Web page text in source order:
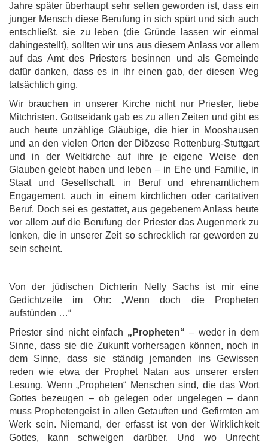
Jahre später überhaupt sehr selten geworden ist, dass ein
junger Mensch diese Berufung in sich spürt und sich auch
entschließt, sie zu leben (die Gründe lassen wir einmal
dahingestellt), sollten wir uns aus diesem Anlass vor allem
auf das Amt des Priesters besinnen und als Gemeinde
dafür danken, dass es in ihr einen gab, der diesen Weg
tatsächlich ging.
Wir brauchen in unserer Kirche nicht nur Priester, liebe
Mitchristen. Gottseidank gab es zu allen Zeiten und gibt es
auch heute unzählige Gläubige, die hier in Mooshausen
und an den vielen Orten der Diözese Rottenburg-Stuttgart
und in der Weltkirche auf ihre je eigene Weise den
Glauben gelebt haben und leben – in Ehe und Familie, in
Staat und Gesellschaft, in Beruf und ehrenamtlichem
Engagement, auch in einem kirchlichen oder caritativen
Beruf. Doch sei es gestattet, aus gegebenem Anlass heute
vor allem auf die Berufung der Priester das Augenmerk zu
lenken, die in unserer Zeit so schrecklich rar geworden zu
sein scheint.
Von der jüdischen Dichterin Nelly Sachs ist mir eine
Gedichtzeile im Ohr: „Wenn doch die Propheten
aufstünden …“
Priester sind nicht einfach „Propheten“ – weder in dem
Sinne, dass sie die Zukunft vorhersagen können, noch in
dem Sinne, dass sie ständig jemanden ins Gewissen
reden wie etwa der Prophet Natan aus unserer ersten
Lesung. Wenn „Propheten“ Menschen sind, die das Wort
Gottes bezeugen – ob gelegen oder ungelegen – dann
muss Prophetengeist in allen Getauften und Gefirmten am
Werk sein. Niemand, der erfasst ist von der Wirklichkeit
Gottes, kann schweigen darüber. Und wo Unrecht